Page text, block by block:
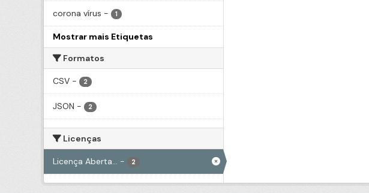
corona vírus - 1
Mostrar mais Etiquetas
Formatos
CSV - 2
JSON - 2
Licenças
Licença Aberta... - 2